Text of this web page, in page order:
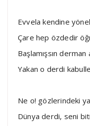
Evvela kendine
Çare hep özdedir
Başlamışsın derman
Yakan o derdi
Ne o! gözlerindeki
Dünya derdi, seni